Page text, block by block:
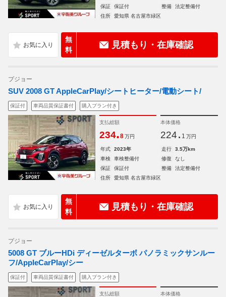
保証 保証付 整備
法定整備付
住所
愛知県 名古屋市緑区
無
料
見積もり・在庫確認
プジョー
SUV 2008 GT AppleCarPlay/シートヒーター/電動シート/
保証付 車両品質保証書付 購入プラン付き
支払総額
234.8 万円
本体価格
224. 1 万円
年式 2023年 走行
3.5万km
車検
車検整備付 修復
なし
保証
保証付 整備
法定整備付
住所
愛知県 名古屋市緑区
無
料
見積もり・在庫確認
プジョー
5008 GT ブルーHDi ディーゼルターボ パノラミックサンルー
フ/AppleCarPlay/シー
保証付 車両品質保証書付 購入プラン付き
支払総額 本体価格